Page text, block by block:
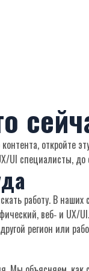
откройте
UI специалисты,
работу. В
веб‑ и
регион или